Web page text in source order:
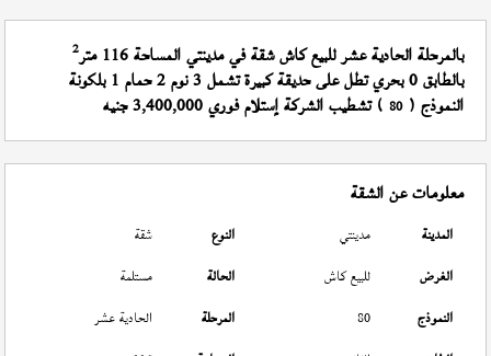
بالمرحلة الحادية عشر للبيع كاش شقة في مدينتي المساحة 116 متر 2
بالطابق 0 بحري تطل على حديقة كبيرة تشمل 3 نوم 2 حمام 1 بلكونة
النموذج (80 ) تشطيب الشركة إستلام فوري 3,400,000 جنيه
معلومات عن الشقة
المدينة مدينتي النوع
شقة
الغرض
للبيع كاش الحالة
مستلمة
النموذج
80 المرحلة
الحادية عشر